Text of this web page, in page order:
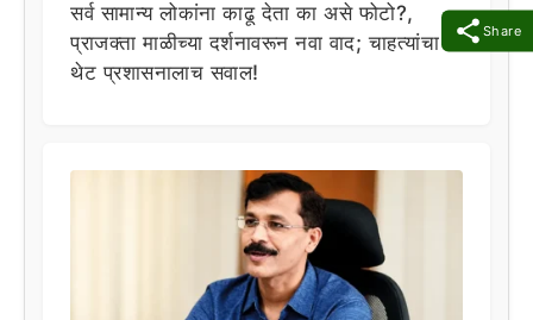
Share
सर्व सामान्य लोकांना काढू देता का असे फोटो?,
प्राजक्ता माळीच्या दर्शनावरून नवा वाद; चाहत्यांचा
थेट प्रशासनालाच सवाल!